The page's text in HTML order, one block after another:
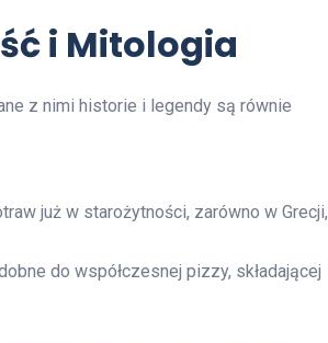
i Mitologia
z nimi historie i legendy są równie
już w starożytności, zarówno w Grecji,
do współczesnej pizzy, składającej